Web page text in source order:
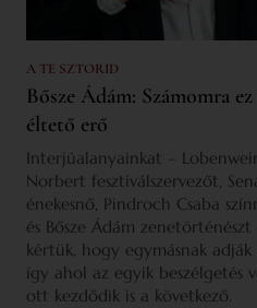
A TE SZTORID
Bősze Ádám: Számomra ez
éltető erő
Interjúalanyainkat –
Norbert fesztiválszervezőt,
énekesnő, Pindroch Csaba
és Bősze Ádám
kértük, hogy egymásnak adják
így ahol az egyik beszélgetés
ott kezdődik is a következő.